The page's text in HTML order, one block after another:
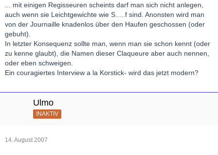
... mit einigen Regisseuren scheints darf man sich nicht anlegen,
auch wenn sie Leichtgewichte wie S.....f sind. Anonsten wird man
von der Journaille knadenlos über den Haufen geschossen (oder
gebuht).
In letzter Konsequenz sollte man, wenn man sie schon kennt (oder
zu kenne glaubt), die Namen dieser Claqueure aber auch nennen,
oder eben schweigen.
Ein couragiertes Interview a la Korstick- wird das jetzt modern?
Ulmo
INAKTIV
14. August 2007